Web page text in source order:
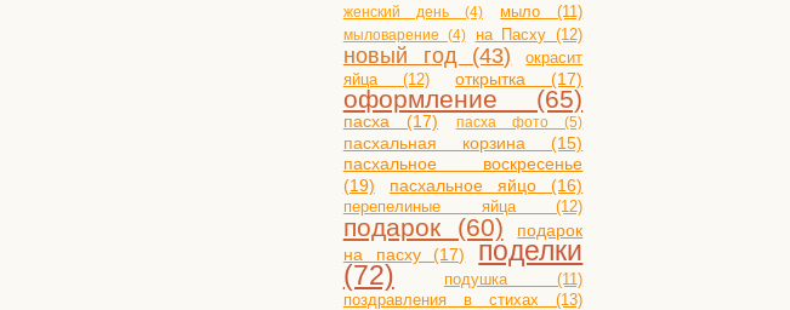
женский день (4)
мыло (11)
мыловарение (4) на Пасху (12)
новый год (43)
окрасит
яйца (12)
открытка (17)
оформление (65)
пасха (17) пасха фото (5)
пасхальная корзина (15)
пасхальное воскресенье
(19)
пасхальное яйцо (16)
перепелиные яйца (12)
подарок (60)
подарок
на пасху (17)
поделки
(72)
подушка (11)
поздравления в стихах (13)